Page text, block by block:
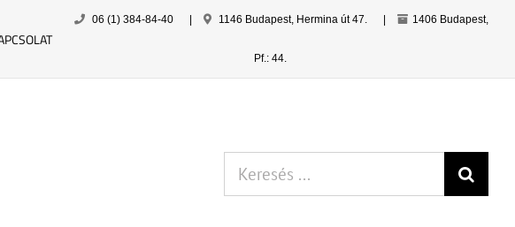
06 (1) 384-84-40 1146 Budapest, Hermina út 47. 1406 Budapest,
Pf.: 44.